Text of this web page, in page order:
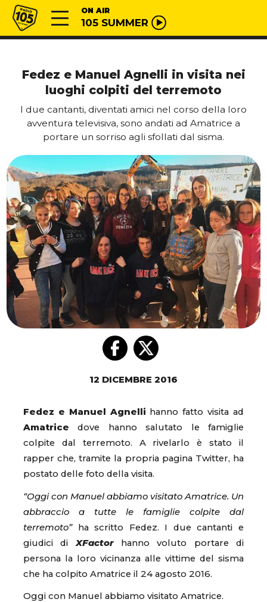
Vai al contenuto
Radio 105 ON AIR
105 SUMMER
Fedez e Manuel Agnelli in visita nei
luoghi colpiti del terremoto
I due cantanti, diventati amici nel corso della loro
avventura televisiva, sono andati ad Amatrice a
portare un sorriso agli sfollati dal sisma.
12 DICEMBRE 2016
Fedez e Manuel Agnelli hanno fatto visita ad
Amatrice dove hanno salutato le famiglie
colpite dal terremoto. A rivelarlo è stato il
rapper che, tramite la propria pagina Twitter, ha
postato delle foto della visita.
“Oggi con Manuel abbiamo visitato Amatrice. Un
abbraccio a tutte le famiglie colpite dal
terremoto”ha scritto Fedez. I due cantanti e
giudici di XFactor
hanno voluto portare di
persona la loro vicinanza alle vittime del sisma
che ha colpito Amatrice il 24 agosto 2016.
Oggi con Manuel abbiamo visitato Amatrice.